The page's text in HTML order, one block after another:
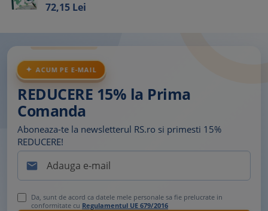
72,15 Lei
ACUM PE E-MAIL
REDUCERE 15% la Prima
Comanda
Aboneaza-te la newsletterul RS.ro si primesti 15%
REDUCERE!

Da, sunt de acord ca datele mele personale sa fie prelucrate in
conformitate cu Regulamentul UE 679/2016